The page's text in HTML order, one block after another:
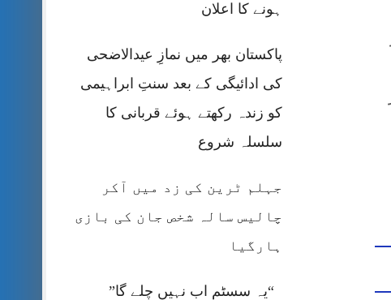
ہونے کا اعلان
پاکستان بھر میں نمازِ عیدالاضحی
کی ادائیگی کے بعد سنتِ ابراہیمی
کو زندہ رکھتے ہوئے قربانی کا
سلسلہ شروع
جہلم ٹرین کی زد میں آکر
چالیس سالہ شخص جان کی بازی
ہارگیا
“یہ سسٹم اب نہیں چلے گا”